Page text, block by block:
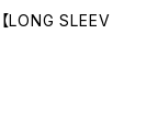
LONG SLEEV